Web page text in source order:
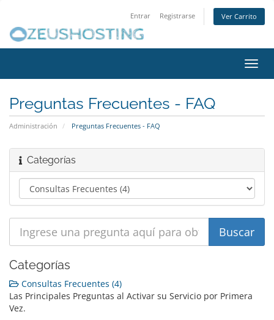
Entrar Registrarse Ver Carrito
Preguntas Frecuentes - FAQ
Administración Preguntas Frecuentes - FAQ
Categorías
Categorías
Consultas Frecuentes (4)
Las Principales Preguntas al Activar su Servicio por Primera
Vez.